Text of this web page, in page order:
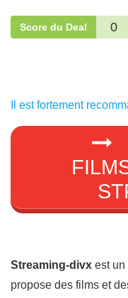
Score du Deal 0
Il est fortement
Streaming-divx est un
propose des films et